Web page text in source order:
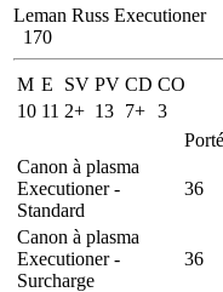
Leman Russ Executioner
170
M E SV PV CD CO
10 11 2+ 13 7+ 3
Canon à plasma
Executioner -
Standard
36
Canon à plasma
Executioner -
Surcharge
36